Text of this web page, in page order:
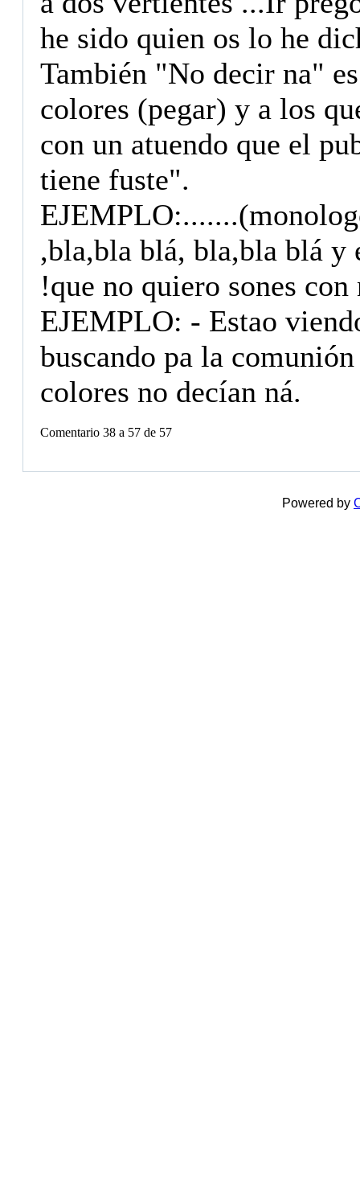
he sido quien os lo he
También "No decir na"
colores (pegar) y a los
con un atuendo que el
tiene fuste".
,bla,bla blá, bla,bla blá y
!que no quiero sones con
EJEMPLO: - Estao
buscando pa la
colores no decían ná.
Comentario 38 a 57 de 57
Powered by